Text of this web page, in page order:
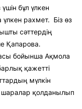
бұл үлкен
рахмет. Біз өз
сәттердің
Қапарова.
бойынша Ақмола
қажетті
мүлкін
шаралар қолданылып